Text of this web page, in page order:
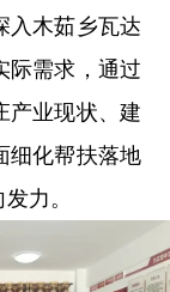
入木茹乡瓦达
际需求，通过
产业现状、建
细化帮扶落地
力。